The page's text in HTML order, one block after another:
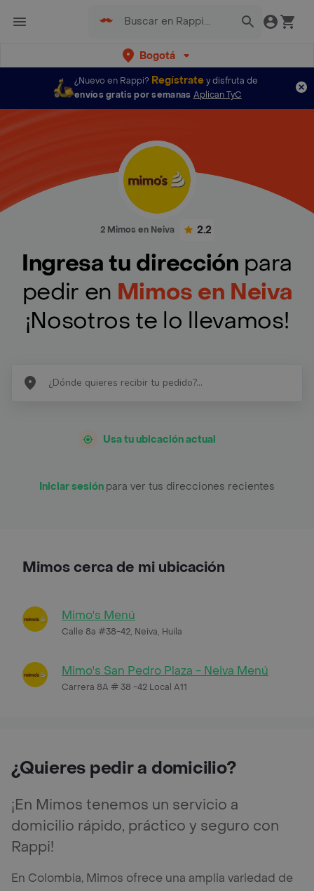
Bogotá
¿Nuevo en Rappi? Regístratey disfruta de
envíos gratis por semanas Aplican TyC
2 Mimos en Neiva 2.2
Ingresa tu dirección para
pedir en Mimos en Neiva
¡Nosotros te lo llevamos!
Usa tu ubicación actual
Iniciar sesión para ver tus direcciones recientes
Mimos cerca de mi ubicación
Mimo's Menú
Calle 8a #38-42, Neiva, Huila
Mimo's San Pedro Plaza - Neiva Menú
Carrera 8A # 38 -42 Local A11
¿Quieres pedir a domicilio?
¡En Mimos tenemos un servicio a
domicilio rápido, práctico y seguro con
Rappi!
En Colombia, Mimos ofrece una amplia variedad de